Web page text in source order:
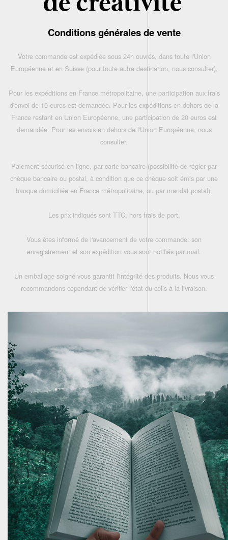
Conditions générales de vente
Votre commande est expédiée sous 24h ouvrés, dans toute l'Union
Européenne et en Suisse (pour toute autre destination, nous consulter),
Pour les expéditions en France métropolitaine, une participation aux frais
d'envoi de 10 euros est demandée. Pour les expéditions en dehors de la
France restant en Union Européenne, une participation de 20 euros est
demandée. Pour les envois en dehors de l'Union Européenne, nous
consulter.
Paiement sécurisé en ligne, par carte bancaire (possibilité de régler par
chèque bancaire ou postal, à condition que ce chèque soit émis par une
banque domiciliée en France métropolitaine, ou par mandat postal),
Les prix indiqués sont TTC, hors frais de port,
Vous êtes informé de l'avancement de votre commande: son
enregistrement et son expédition vous sont notifiés par mail.
Un emballage soigné vous garantit l'intégrité des produits. Nous vous
recommandons cependant de vérifier l'état du colis à la livraison.